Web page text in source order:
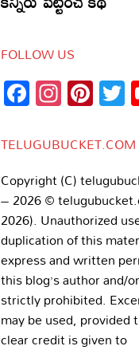
FOLLOW US
Facebook
TELUGUBUCKET.COM
Copyright (C)
– 2026 ©
2026). Unauthorized
duplication of this
express and written
this blog’s author and/
strictly prohibited.
may be used, provided
clear credit is given to